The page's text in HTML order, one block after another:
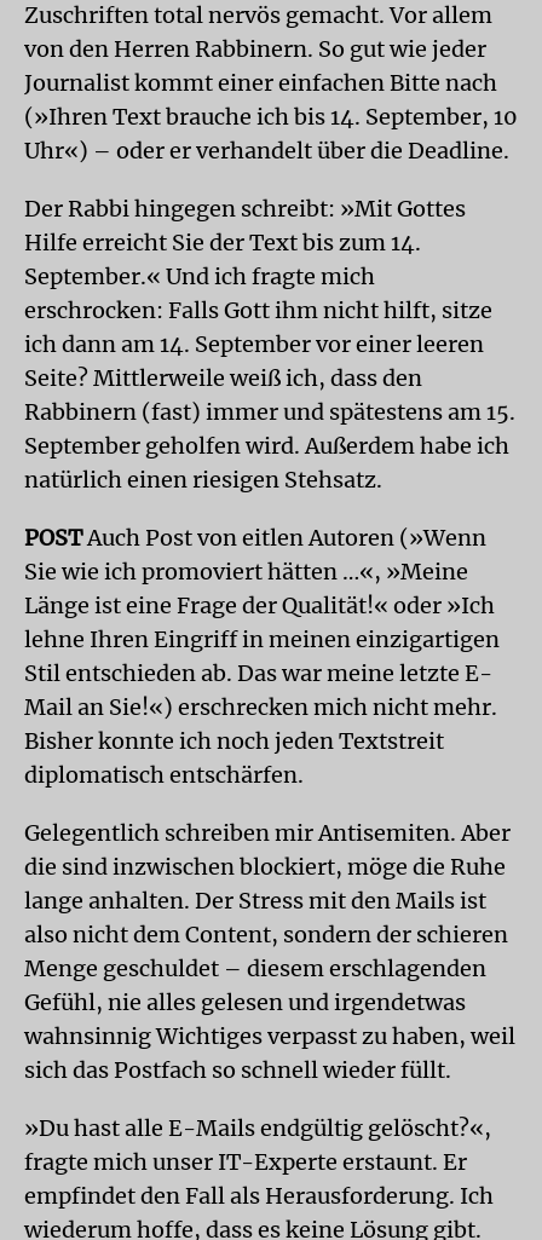
Zuschriften total nervös gemacht. Vor allem
von den Herren Rabbinern. So gut wie jeder
Journalist kommt einer einfachen Bitte nach
(»Ihren Text brauche ich bis 14. September, 10
Uhr«) – oder er verhandelt über die Deadline.
Der Rabbi hingegen schreibt: »Mit Gottes
Hilfe erreicht Sie der Text bis zum 14.
September.« Und ich fragte mich
erschrocken: Falls Gott ihm nicht hilft, sitze
ich dann am 14. September vor einer leeren
Seite? Mittlerweile weiß ich, dass den
Rabbinern (fast) immer und spätestens am 15.
September geholfen wird. Außerdem habe ich
natürlich einen riesigen Stehsatz.
POSTAuch Post von eitlen Autoren (»Wenn
Sie wie ich promoviert hätten …«, »Meine
Länge ist eine Frage der Qualität!« oder »Ich
lehne Ihren Eingriff in meinen einzigartigen
Stil entschieden ab. Das war meine letzte E-
Mail an Sie!«) erschrecken mich nicht mehr.
Bisher konnte ich noch jeden Textstreit
diplomatisch entschärfen.
Gelegentlich schreiben mir Antisemiten. Aber
die sind inzwischen blockiert, möge die Ruhe
lange anhalten. Der Stress mit den Mails ist
also nicht dem Content, sondern der schieren
Menge geschuldet – diesem erschlagenden
Gefühl, nie alles gelesen und irgendetwas
wahnsinnig Wichtiges verpasst zu haben, weil
sich das Postfach so schnell wieder füllt.
»Du hast alle E-Mails endgültig gelöscht?«,
fragte mich unser IT-Experte erstaunt. Er
empfindet den Fall als Herausforderung. Ich
wiederum hoffe, dass es keine Lösung gibt.